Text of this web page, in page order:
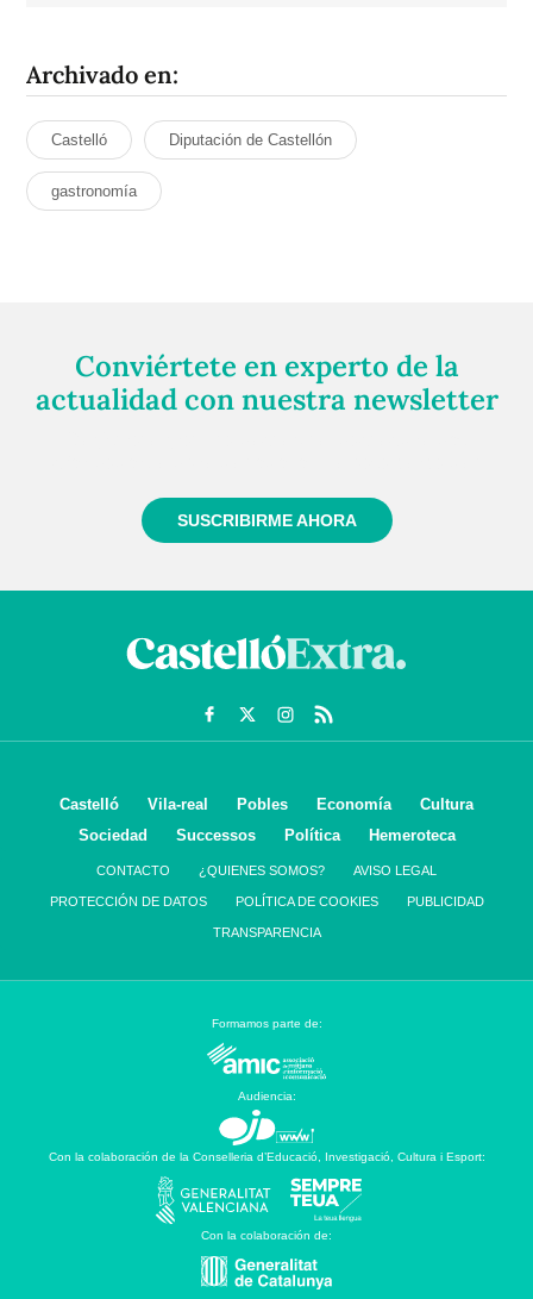
Archivado en:
Castelló Diputación de Castellón
gastronomía
Conviértete en experto de la
actualidad con nuestra newsletter
SUSCRIBIRME AHORA
Castelló Vila-real Pobles Economía
Cultura
Sociedad
Successos Política Hemeroteca
CONTACTO ¿QUIENES SOMOS? AVISO LEGAL
PROTECCIÓN DE DATOS POLÍTICA DE COOKIES PUBLICIDAD
TRANSPARENCIA
Formamos parte de:
Audiencia:
Con la colaboración de la Conselleria d’Educació, Investigació, Cultura i Esport:
Con la colaboración de: